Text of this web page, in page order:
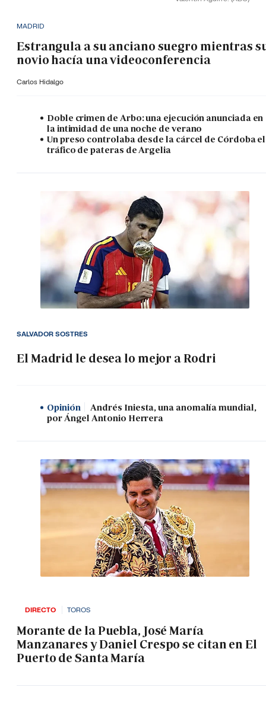
MADRID
Estrangula a su anciano suegro mientras
novio hacía una videoconferencia
Carlos Hidalgo
Doble crimen de Arbo: una ejecución anunciada en
la intimidad de una noche de verano
Un preso controlaba desde la cárcel de Córdoba el
tráfico de pateras de Argelia
El Madrid le desea lo mejor a Rodri
SALVADOR SOSTRES
Opinión
Andrés Iniesta, una anomalía mundial,
por Ángel Antonio Herrera
DIRECTO TOROS
Morante de la Puebla, José María
Manzanares y Daniel Crespo se citan en El
Puerto de Santa María